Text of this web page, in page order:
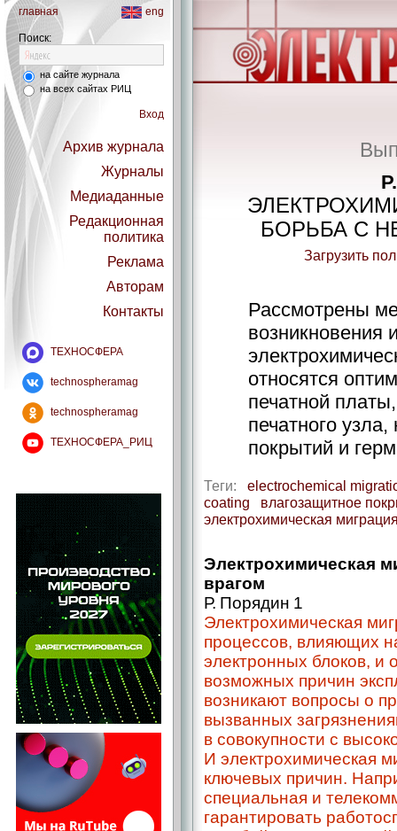
главная eng
Поиск:
на сайте журнала
на всех сайтах РИЦ
Вход
Архив журнала
Журналы
Медиаданные
Редакционная
политика
Реклама
Авторам
Контакты
ТЕХНОСФЕРА
technospheramag
technospheramag
ТЕХНОСФЕРА_РИЦ
БОРЬБА С
Загрузить
Рассмотрены
возникновения
относятся
печатной
печатного
покрытий и
Теги: electrochemical
coating
влагозащитное
электрохимическая
Электрохимическая
врагом
Р. Порядин 1
Электрохимическая
процессов, влияющих
электронных блоков, и
возможных причин
возникают вопросы о
вызванных
в совокупности с
И электрохимическая
ключевых причин.
специальная и
гарантировать